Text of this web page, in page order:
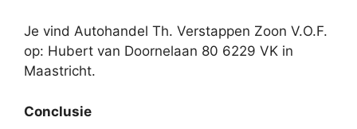
Je vind Autohandel Th. Verstappen Zoon V.O.F.
op: Hubert van Doornelaan 80 6229 VK in
Maastricht.
Conclusie